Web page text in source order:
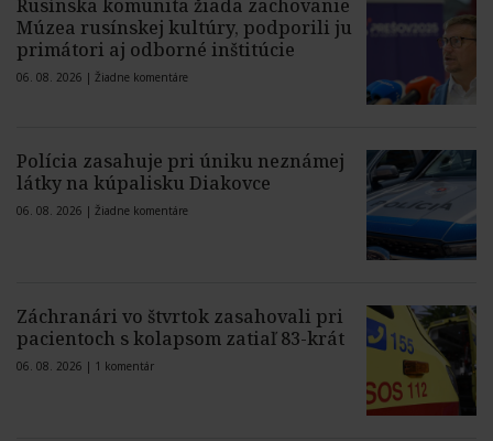
Rusínska komunita žiada zachovanie
Múzea rusínskej kultúry, podporili ju
primátori aj odborné inštitúcie
06. 08. 2026 | Žiadne komentáre
Polícia zasahuje pri úniku neznámej
látky na kúpalisku Diakovce
06. 08. 2026 | Žiadne komentáre
Záchranári vo štvrtok zasahovali pri
pacientoch s kolapsom zatiaľ 83-krát
06. 08. 2026 | 1 komentár